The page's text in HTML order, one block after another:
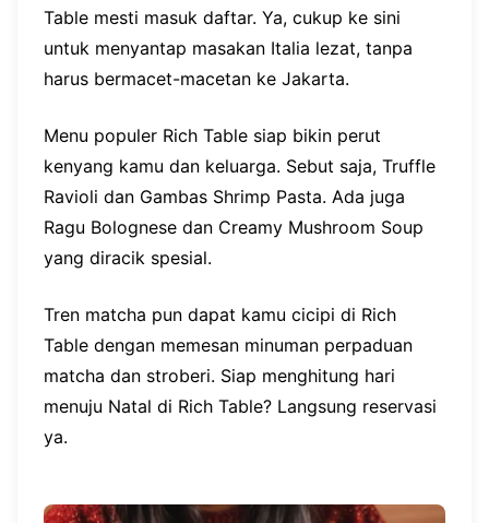
Table mesti masuk daftar. Ya, cukup ke sini
untuk menyantap masakan Italia lezat, tanpa
harus bermacet-macetan ke Jakarta.
Menu populer Rich Table siap bikin perut
kenyang kamu dan keluarga. Sebut saja, Truffle
Ravioli dan Gambas Shrimp Pasta. Ada juga
Ragu Bolognese dan Creamy Mushroom Soup
yang diracik spesial.
Tren matcha pun dapat kamu cicipi di Rich
Table dengan memesan minuman perpaduan
matcha dan stroberi. Siap menghitung hari
menuju Natal di Rich Table? Langsung reservasi
ya.